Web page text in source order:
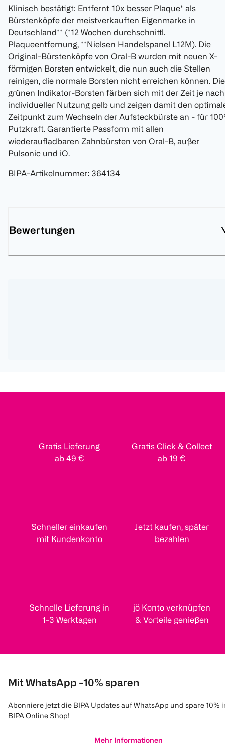
Klinisch bestätigt: Entfernt 10x besser Plaque* als
Bürstenköpfe der meistverkauften Eigenmarke in
Deutschland** (*12 Wochen durchschnittl.
Plaqueentfernung, **Nielsen Handelspanel L12M). Die
Original-Bürstenköpfe von Oral-B wurden mit neuen X-
förmigen Borsten entwickelt, die nun auch die Stellen
reinigen, die normale Borsten nicht erreichen können. Die
grünen Indikator-Borsten färben sich mit der Zeit je nach
individueller Nutzung gelb und zeigen damit den
Zeitpunkt zum Wechseln der Aufsteckbürste an - für
Putzkraft. Garantierte Passform mit allen
wiederaufladbaren Zahnbürsten von Oral-B, außer
Pulsonic und iO.
BIPA-Artikelnummer: 364134
Bewertungen
Gratis Lieferung
ab 49 €
Gratis Click & Collect
ab 19 €
Schneller einkaufen
mit Kundenkonto
Jetzt kaufen, später
bezahlen
Schnelle Lieferung in
1-3 Werktagen
jö Konto verknüpfen
& Vorteile genießen
Mit WhatsApp -10% sparen
Abonniere jetzt die BIPA Updates auf WhatsApp und spare 10%
BIPA Online Shop!
Mehr Informationen